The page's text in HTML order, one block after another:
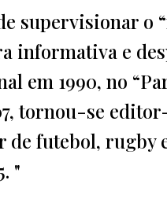
supervisionar o
informativa e
em 1990, no
tornou-se
de futebol, rugby
"